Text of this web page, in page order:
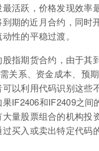
活跃，价格发现效
期的近月合约，同
性的平稳过渡。
股指期货合约，由于其
关系、资金成本、预
以利用代码识别这
IF2406和IF2409之
量股票组合的机构
买入或卖出特定代